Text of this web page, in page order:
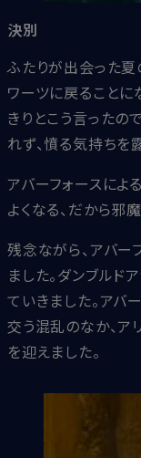
決別
ふたりが出会った夏
ワーツに戻ることに
きりとこう言ったの
れず、憤る気持ちを
アバーフォースによ
よくなる、だから邪
残念ながら、アバー
ました。ダンブル
ていきました。アバ
交う混乱のなか、ア
を迎えました。